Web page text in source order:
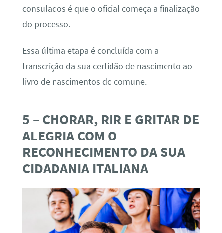
consulados é que o oficial começa a finalização
do processo.
Essa última etapa é concluída com a
transcrição da sua certidão de nascimento ao
livro de nascimentos do comune.
5 – CHORAR, RIR E GRITAR DE
ALEGRIA COM O
RECONHECIMENTO DA SUA
CIDADANIA ITALIANA